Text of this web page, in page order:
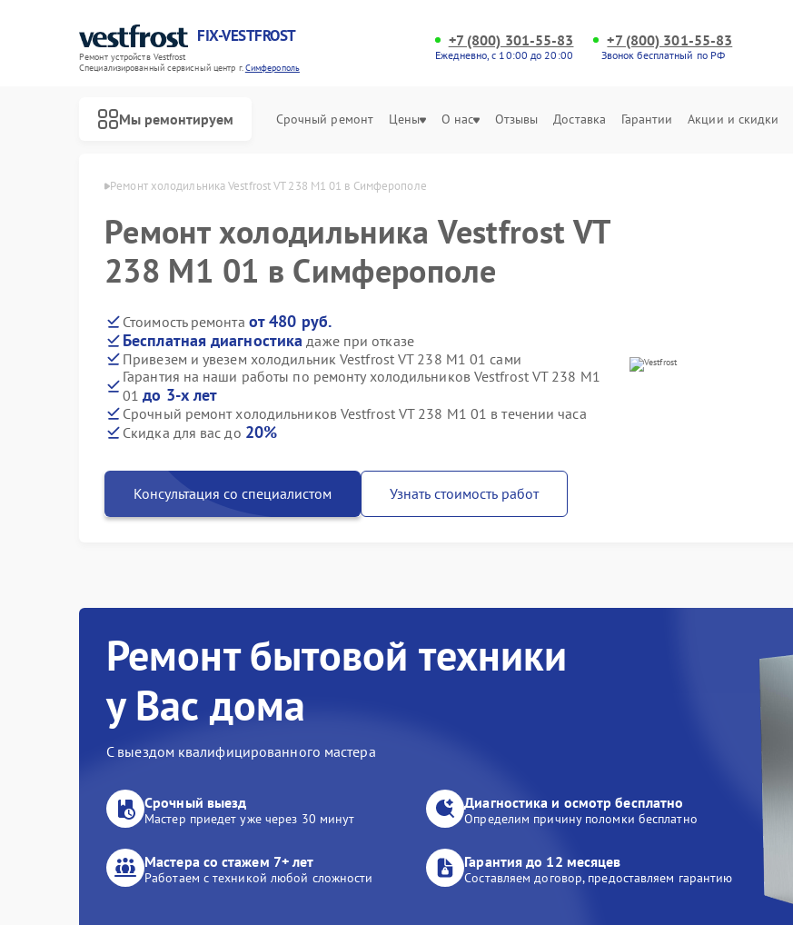
FIX-VESTFROST
Ремонт устройств Vestfrost
Специализированный cервисный центр г.Симферополь
+7 (800) 301-55-83
Ежедневно, с 10:00 до 20:00
+7 (800) 301-55-83
Звонок бесплатный по РФ
Мы ремонтируем Срочный ремонт Цены О нас Отзывы Доставка Гарантии Акции и скидки
в Симферополе Ремонт холодильника Vestfrost VT 238 M1 01 в Симферополе
Ремонт холодильника Vestfrost VT
238 M1 01 в Симферополе
Стоимость ремонта от 480 руб.
Бесплатная диагностика даже при отказе
Привезем и увезем холодильник Vestfrost VT 238 M1 01 сами
Гарантия на наши работы по ремонту холодильников Vestfrost VT 238 M1
01до 3-х лет
Срочный ремонт холодильников Vestfrost VT 238 M1 01 в течении часа
Скидка для вас до 20%
Консультация со специалистом Узнать стоимость работ
Ремонт бытовой техники
у Вас дома
С выездом квалифицированного мастера
Срочный выезд
Мастер приедет уже через 30 минут
Диагностика и осмотр бесплатно
Определим причину поломки бесплатно
Мастера со стажем 7+ лет
Работаем с техникой любой сложности
Гарантия до 12 месяцев
Составляем договор, предоставляем гарантию